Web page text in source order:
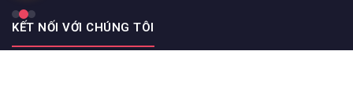
KẾT NỐI VỚI CHÚNG TÔI